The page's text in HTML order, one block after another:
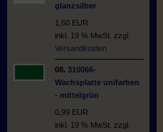
glanzsilber
1,60 EUR
inkl. 19 % MwSt. zzgl.
Versandkosten
08. 310066-
Wachsplatte unifarben
- mittelgrün
0,99 EUR
inkl. 19 % MwSt. zzgl.